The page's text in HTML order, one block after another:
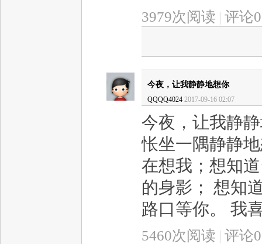
3979次阅读 | 评论0
今夜，让我静静地想你
QQQQ4024 2017-09-16 02:07
今夜，让我静
怅坐一隅静静
在想我；想知
的身影； 想知
路口等你。 我
5460次阅读 | 评论0